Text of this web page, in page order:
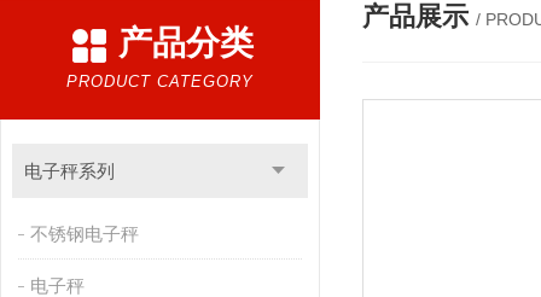
产品分类
PRODUCT CATEGORY
电子秤系列
不锈钢电子秤
电子秤
产品展示 /